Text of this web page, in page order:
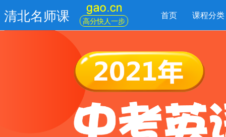
清北名师课 高分快人一步 首页 课程分类